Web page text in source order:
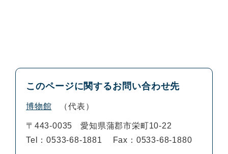
このページに関するお問い合わせ先
博物館 代表
〒443-0035
愛知県蒲郡市栄町10-22
Tel：0533-68-1881
Fax：0533-68-1880